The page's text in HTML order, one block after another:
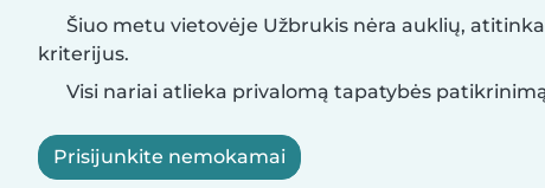
Šiuo metu vietovėje Užbrukis nėra auklių,
kriterijus.
Visi nariai atlieka privalomą tapatybės
Prisijunkite nemokamai